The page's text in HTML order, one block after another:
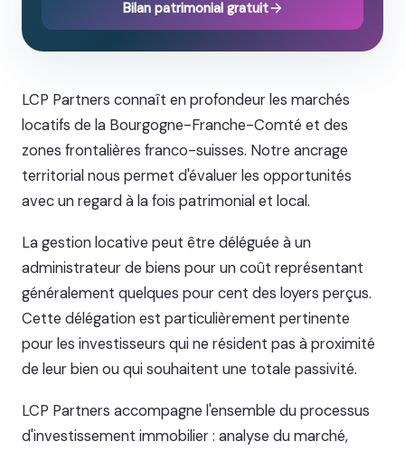
Bilan patrimonial gratuit
LCP Partners connaît en profondeur les marchés
locatifs de la Bourgogne-Franche-Comté et des
zones frontalières franco-suisses. Notre ancrage
territorial nous permet d'évaluer les opportunités
avec un regard à la fois patrimonial et local.
La gestion locative peut être déléguée à un
administrateur de biens pour un coût représentant
généralement quelques pour cent des loyers perçus.
Cette délégation est particulièrement pertinente
pour les investisseurs qui ne résident pas à proximité
de leur bien ou qui souhaitent une totale passivité.
LCP Partners accompagne l'ensemble du processus
d'investissement immobilier : analyse du marché,